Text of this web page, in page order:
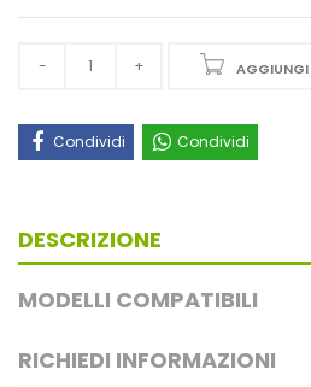
AGGIUNGI
Condividi Condividi
DESCRIZIONE
MODELLI COMPATIBILI
RICHIEDI INFORMAZIONI